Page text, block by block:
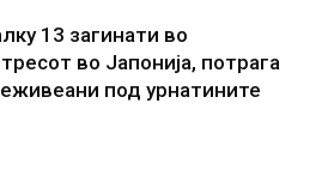
13 загинати во
во Јапонија, потрага
под урнатините